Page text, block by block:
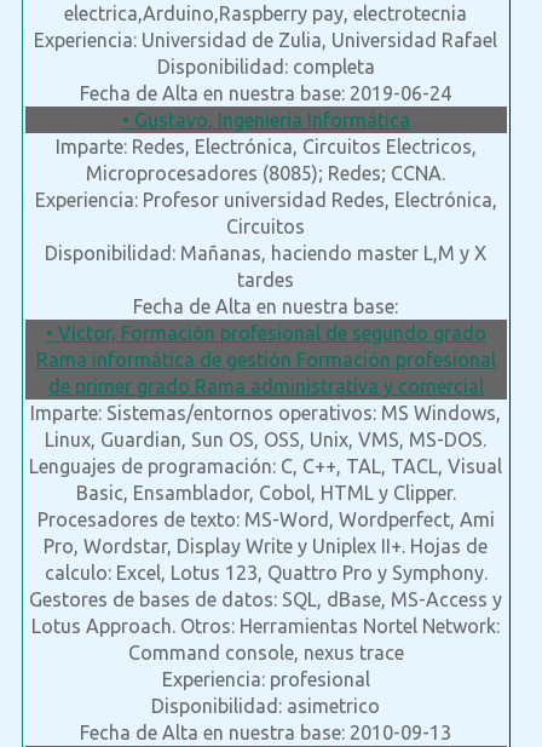
electrica,Arduino,Raspberry pay, electrotecnia
Experiencia: Universidad de Zulia, Universidad Rafael
Disponibilidad: completa
Fecha de Alta en nuestra base: 2019-06-24
• Gustavo, Ingeniería Informática
Imparte: Redes, Electrónica, Circuitos Electricos,
Microprocesadores (8085); Redes; CCNA.
Experiencia: Profesor universidad Redes, Electrónica,
Circuitos
Disponibilidad: Mañanas, haciendo master L,M y X
tardes
Fecha de Alta en nuestra base:
• Victor, Formación profesional de segundo grado
Rama informática de gestión Formación profesional
de primer grado Rama administrativa y comercial
Imparte: Sistemas/entornos operativos: MS Windows,
Linux, Guardian, Sun OS, OSS, Unix, VMS, MS-DOS.
Lenguajes de programación: C, C++, TAL, TACL, Visual
Basic, Ensamblador, Cobol, HTML y Clipper.
Procesadores de texto: MS-Word, Wordperfect, Ami
Pro, Wordstar, Display Write y Uniplex II+. Hojas de
calculo: Excel, Lotus 123, Quattro Pro y Symphony.
Gestores de bases de datos: SQL, dBase, MS-Access y
Lotus Approach. Otros: Herramientas Nortel Network:
Command console, nexus trace
Experiencia: profesional
Disponibilidad: asimetrico
Fecha de Alta en nuestra base: 2010-09-13